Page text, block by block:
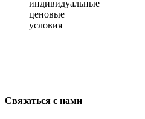
индивидуальные
ценовые
условия
Связаться с нами